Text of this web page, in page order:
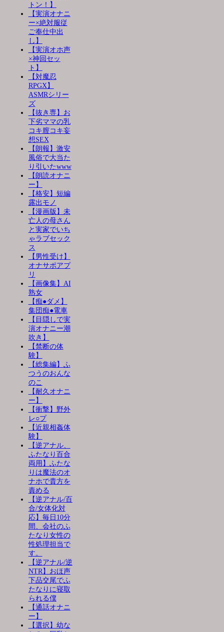
トン！】
【実演オナニ
ー×絶対服従
ご奉仕中出
し】
【実演オホ声
×神回セッ
ト】
【対魔忍
RPGX】
ASMRシリー
ズ
【抜き専】お
下劣ママの乳
コキ膣コキ妄
想SEX
【朗報】激安
風俗で大当た
り引いたwww
【朗読オナニ
ー】
【格安】短編
露出モノ
【漫画版】未
亡人の母さん
と実家でいち
ゃラブセック
ス
【男性受け】
オナサポアプ
リ
【画像集】AI
熟女
【痴●ダメ】
集団痴●電車
【目隠しで実
演オナニー潮
吹き】
【禁断の体
験】
【総集編】ふ
つうのおんな
のこ
【耐久オナニ
ー】
【衝撃】野外
レ○プ
【近親相姦体
験】
【逆アナル、
ふたなり百合
両用】ふたな
りは魔法のオ
ナホで貴方を
責める
【逆アナル/百
合/女体化対
応】毎日10分
間、会社のふ
たなり女性の
性処理担当で
す。
【逆アナル/逆
NTR】おほ声
下品交尾でふ
たなりに寝取
られる僕
【通話オナニ
ー】
【選択】幼な